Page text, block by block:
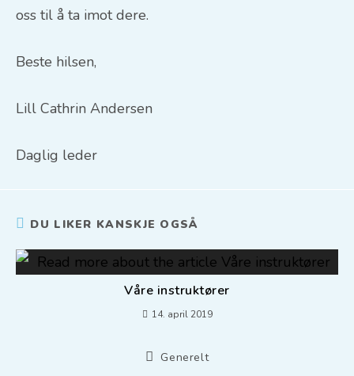
oss til å ta imot dere.
Beste hilsen,
Lill Cathrin Andersen
Daglig leder
DU LIKER KANSKJE OGSÅ
Våre instruktører
14. april 2019
Generelt